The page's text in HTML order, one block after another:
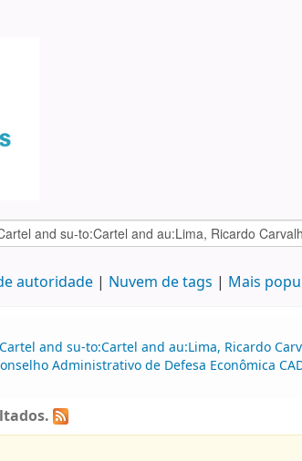
autoridade Nuvem de tags Mais
and su-to:Cartel and au:Lima, Ricardo
Administrativo de Defesa Econômica